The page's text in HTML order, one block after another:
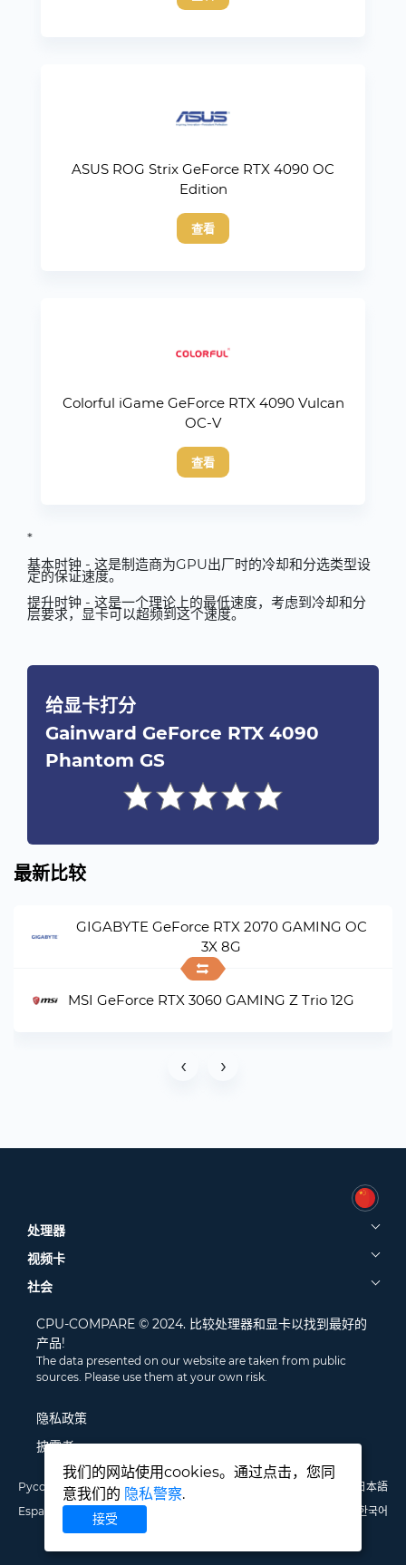
ASUS ROG Strix GeForce RTX 4090 OC
Edition
查看
Colorful iGame GeForce RTX 4090 Vulcan
OC-V
查看
*
基本时钟 - 这是制造商为GPU出厂时的冷却和分选类型设
定的保证速度。
提升时钟 - 这是一个理论上的最低速度，考虑到冷却和分
层要求，显卡可以超频到这个速度。
给显卡打分
Gainward GeForce RTX 4090
Phantom GS
最新比较
GIGABYTE GeForce RTX 2070 GAMING OC
3X 8G
MSI GeForce RTX 3060 GAMING Z Trio 12G
‹ ›
处理器
视频卡
社会
CPU-COMPARE © 2024. 比较处理器和显卡以找到最好的
产品!
The data presented on our website are taken from public
sources. Please use them at your own risk.
隐私政策
披露者
我们的网站使用cookies。通过点击，您同
意我们的 隐私警察.
接受
Русский English Deutsch Português
日本語
Español
Polski 한국어